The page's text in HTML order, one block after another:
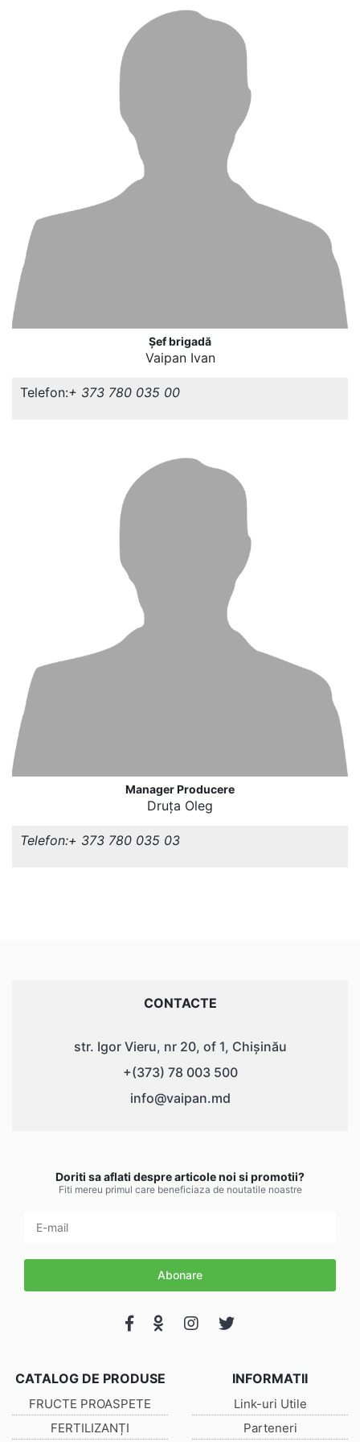
Șef brigadă
Vaipan Ivan
Telefon:+ 373 780 035 00
Manager Producere
Druța Oleg
Telefon:+ 373 780 035 03
CATALOG DE PRODUSE
FRUCTE PROASPETE
FERTILIZANȚI
INFORMATII
Link-uri Utile
Parteneri
CONTACTE
str. Igor Vieru, nr 20, of 1, Chișinău
+(373) 78 003 500
info@vaipan.md
Doriti sa aflati despre articole noi si promotii?
Fiti mereu primul care beneficiaza de noutatile noastre
Abonare